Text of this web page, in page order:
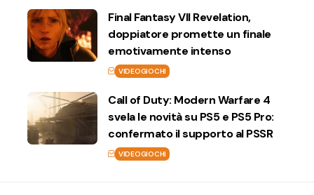
Final Fantasy VII Revelation,
doppiatore promette un finale
emotivamente intenso
VIDEOGIOCHI
Call of Duty: Modern Warfare 4
svela le novità su PS5 e PS5 Pro:
confermato il supporto al PSSR
VIDEOGIOCHI